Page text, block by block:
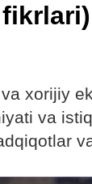
xorijiy
va